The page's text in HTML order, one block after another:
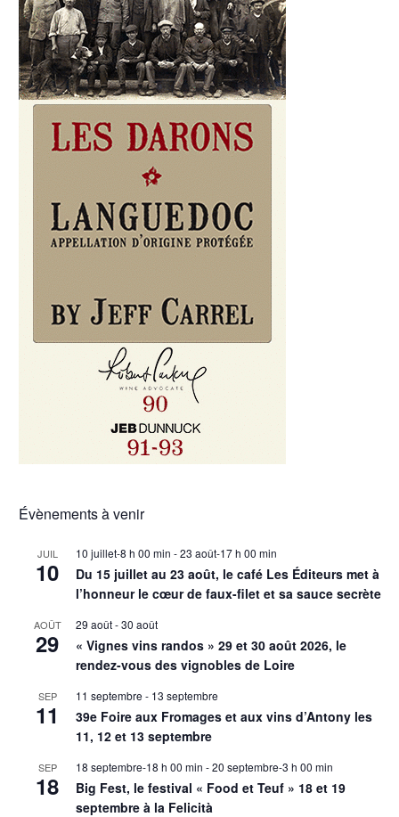
Évènements à venir
JUIL
10
10 juillet-8 h 00 min -23 août-17 h 00 min
Du 15 juillet au 23 août, le café Les Éditeurs met à
l’honneur le cœur de faux-filet et sa sauce secrète
AOÛT
29
29 août-30 août
« Vignes vins randos » 29 et 30 août 2026, le
rendez-vous des vignobles de Loire
SEP
11
11 septembre - 13 septembre
39e Foire aux Fromages et aux vins d’Antony les
11, 12 et 13 septembre
SEP
18
18 septembre-18 h 00 min -20 septembre-3 h 00 min
Big Fest, le festival « Food et Teuf » 18 et 19
septembre à la Felicità